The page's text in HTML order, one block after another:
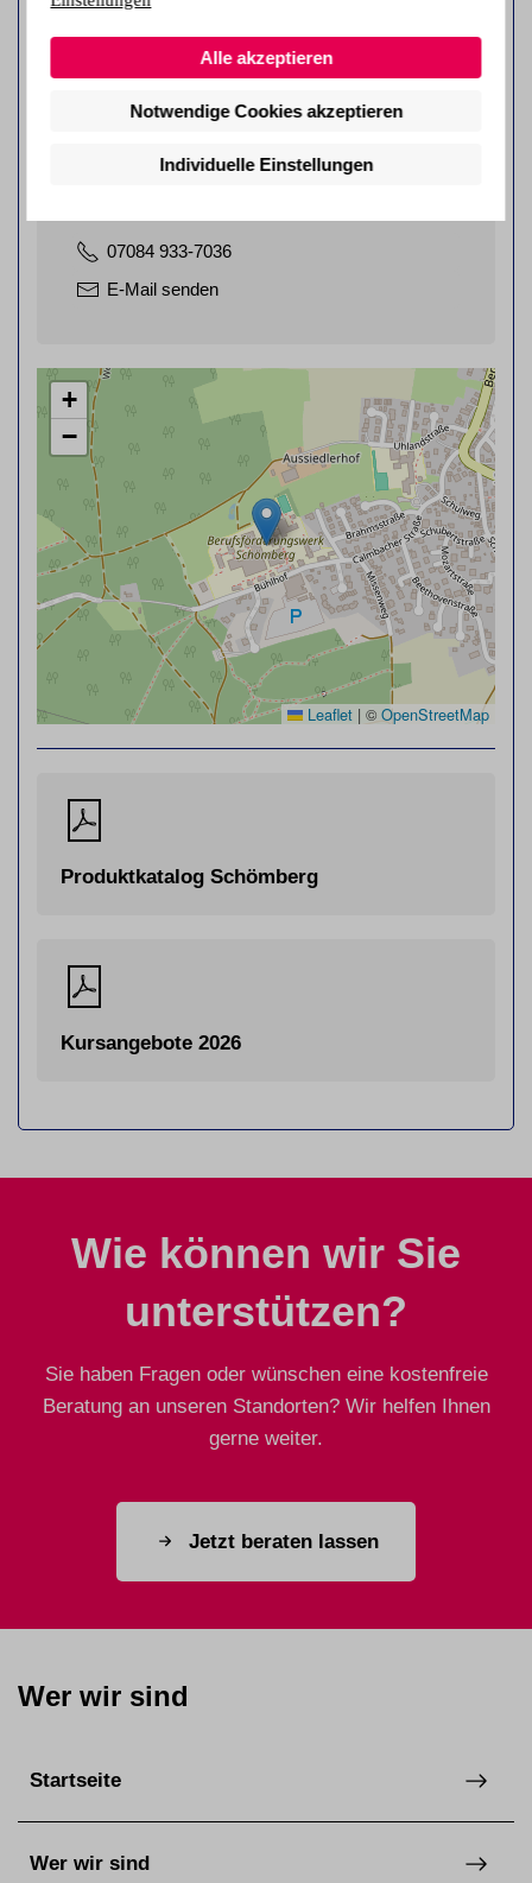
07084 933-7036
E-Mail senden
+
−
Leaflet | © OpenStreetMap
Produktkatalog Schömberg
Kursangebote 2026
Wie können wir Sie
unterstützen?
Sie haben Fragen oder wünschen eine kostenfreie
Beratung an unseren Standorten? Wir helfen Ihnen
gerne weiter.
Jetzt beraten lassen
Wer wir sind
Startseite
Wer wir sind
Alle akzeptieren
Notwendige Cookies akzeptieren
Individuelle Einstellungen